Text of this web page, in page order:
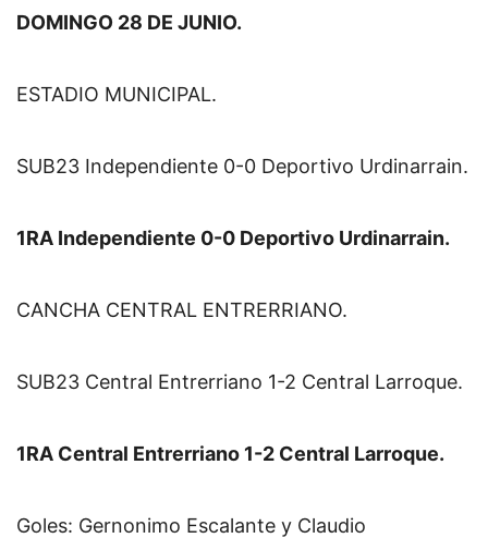
DOMINGO 28 DE JUNIO.
ESTADIO MUNICIPAL.
SUB23 Independiente 0-0 Deportivo Urdinarrain.
1RA Independiente 0-0 Deportivo Urdinarrain.
CANCHA CENTRAL ENTRERRIANO.
SUB23 Central Entrerriano 1-2 Central Larroque.
1RA Central Entrerriano 1-2 Central Larroque.
Goles: Gernonimo Escalante y Claudio